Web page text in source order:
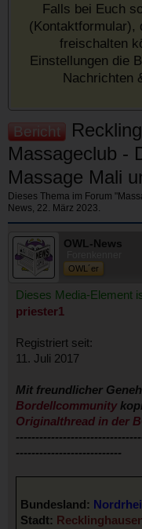
Falls bei Euch
(Kontaktformular),
freischalten
Einstellungen die
Nachrichten
Bericht
Massageclub -
Massage Mali
Dieses Thema im Forum "
News, 22. März 2023.
OWL-News
OWL´er
Dieses Media-Element
priester1
Registriert seit:
11. Juli 2017
Mit freundlicher
Bordellcommunity
Originalthread in der
---------------------------
Bundesland:
Stadt: